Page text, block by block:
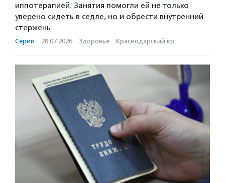
иппотерапией. Занятия помогли ей не только
уверено сидеть в седле, но и обрести внутренний
стержень.
Серии · 28.07.2026 · Здоровье · Краснодарский кр.